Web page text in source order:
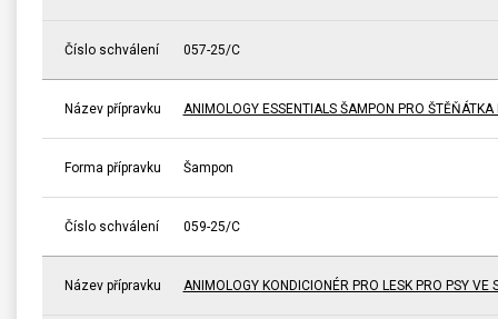
Číslo schválení 057-25/C
Název přípravku ANIMOLOGY ESSENTIALS ŠAMPON PRO
Forma přípravku Šampon
Číslo schválení 059-25/C
Název přípravku ANIMOLOGY KONDICIONÉR PRO LESK PRO PSY VE